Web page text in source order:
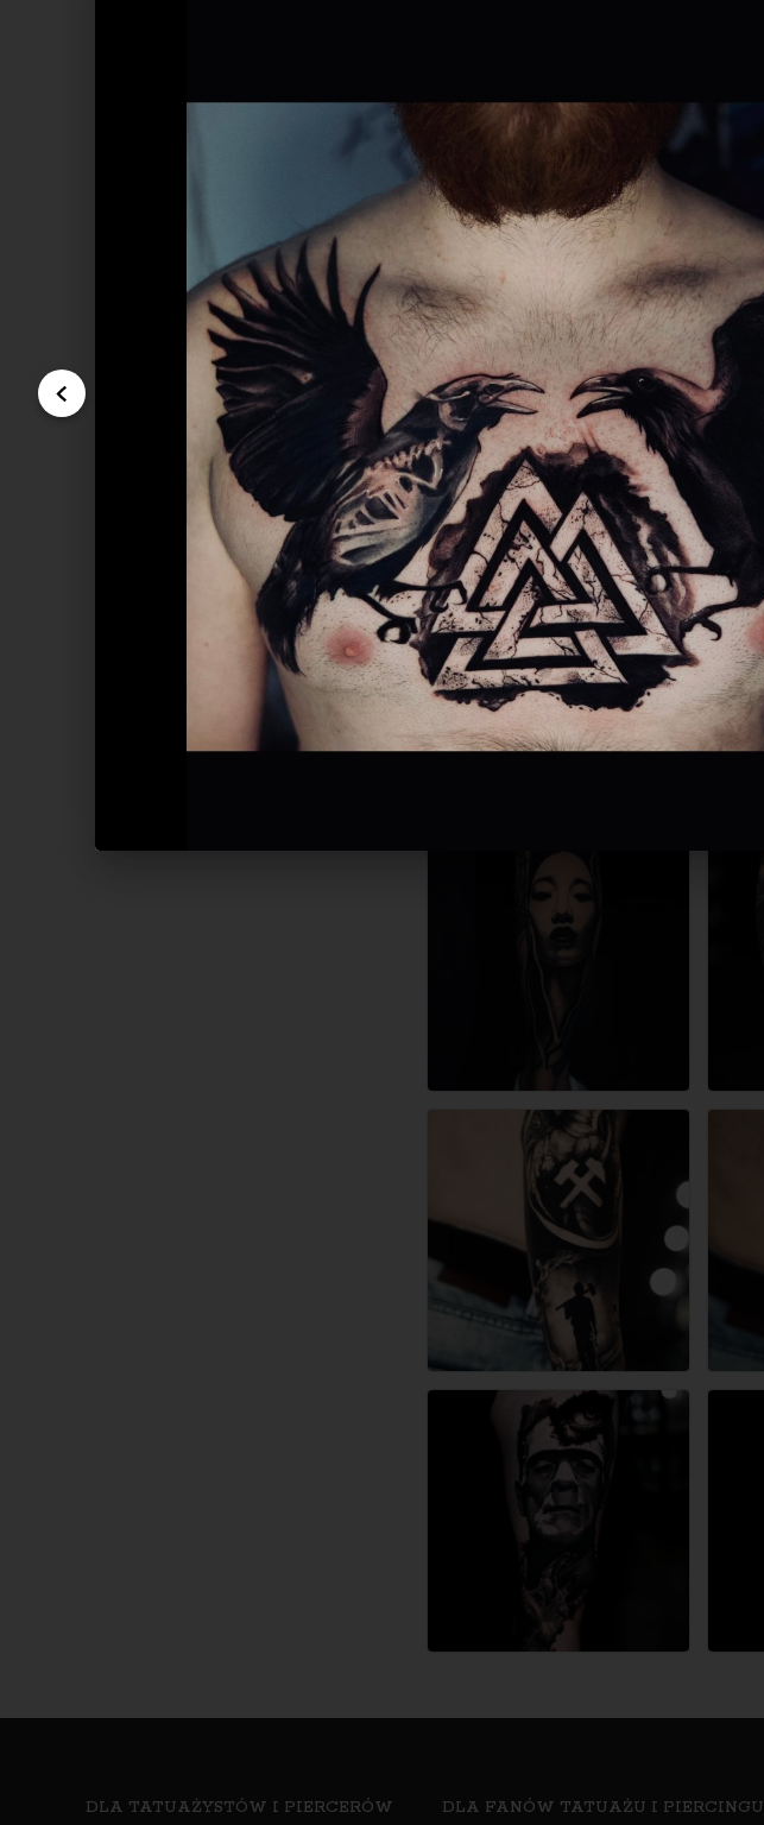
DLA TATUAŻYSTÓW I PIERCERÓW DLA FANÓW TATUAŻU I PIERCINGU